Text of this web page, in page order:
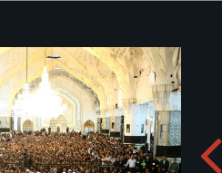
Rza (ə) hərəminin ziyarətçiləri
görüşdü